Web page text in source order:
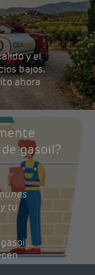
y el
bajos.
ahora
gasoil?
tu
estar